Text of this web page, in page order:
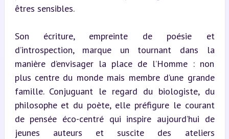
êtres sensibles.
Son écriture, empreinte de poésie et
d’introspection, marque un tournant dans la
manière d’envisager la place de l’Homme : non
plus centre du monde mais membre d’une grande
famille. Conjuguant le regard du biologiste, du
philosophe et du poète, elle préfigure le courant
de pensée éco-centré qui inspire aujourd’hui de
jeunes auteurs et suscite des ateliers